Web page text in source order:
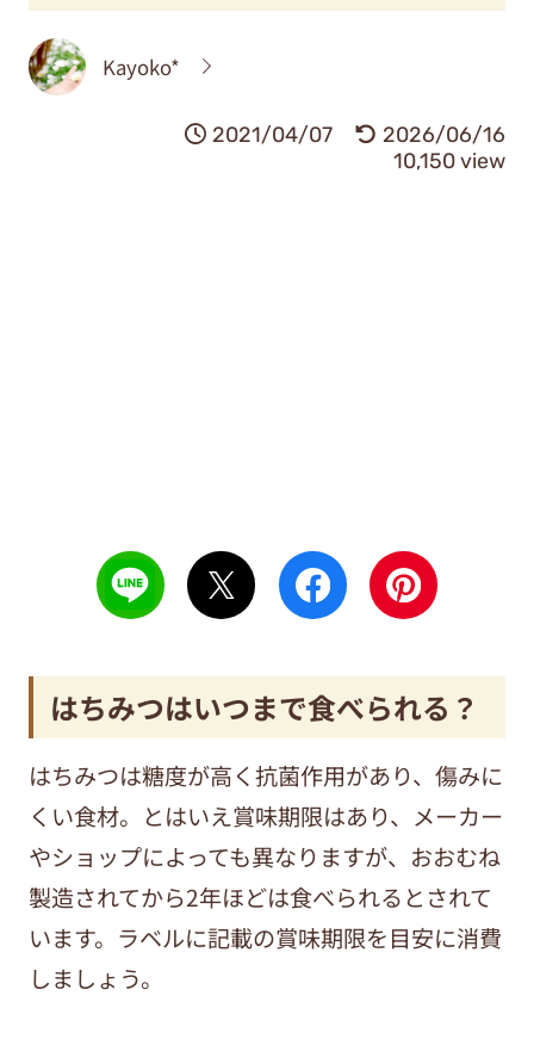
Kayoko*
2021/04/07
2026/06/16
10,150 view
はちみつはいつまで食べられる？
はちみつは糖度が高く抗菌作用があり、傷みに
くい食材。とはいえ賞味期限はあり、メーカー
やショップによっても異なりますが、おおむね
製造されてから2年ほどは食べられるとされて
います。ラベルに記載の賞味期限を目安に消費
しましょう。